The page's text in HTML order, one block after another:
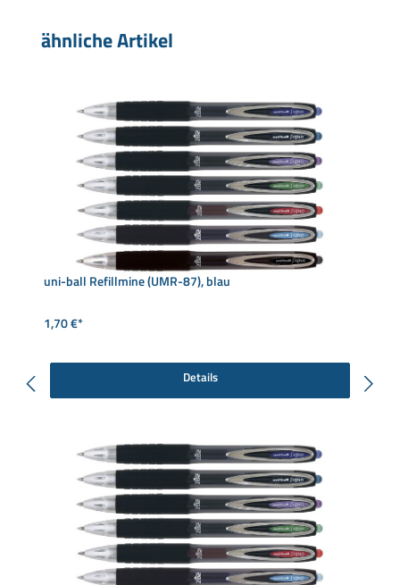
Produktgalerie überspringen
ähnliche Artikel
uni-ball Refillmine (UMR-87), blau
1,70 €*
Details